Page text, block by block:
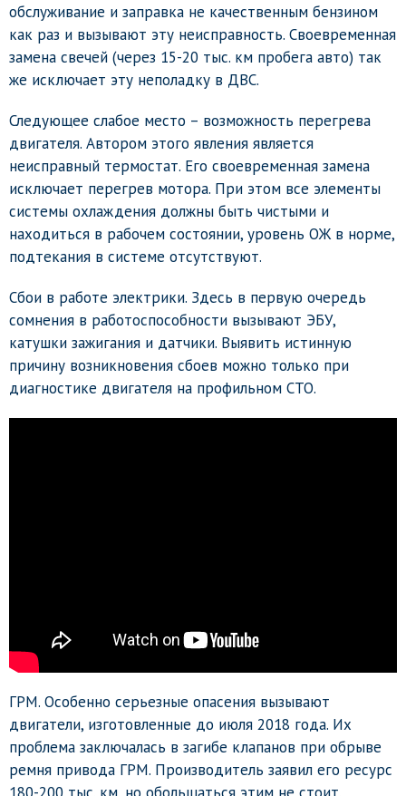
обслуживание и заправка не качественным бензином
как раз и вызывают эту неисправность. Своевременная
замена свечей (через 15-20 тыс. км пробега авто) так
же исключает эту неполадку в ДВС.
Следующее слабое место – возможность перегрева
двигателя. Автором этого явления является
неисправный термостат. Его своевременная замена
исключает перегрев мотора. При этом все элементы
системы охлаждения должны быть чистыми и
находиться в рабочем состоянии, уровень ОЖ в норме,
подтекания в системе отсутствуют.
Сбои в работе электрики. Здесь в первую очередь
сомнения в работоспособности вызывают ЭБУ,
катушки зажигания и датчики. Выявить истинную
причину возникновения сбоев можно только при
диагностике двигателя на профильном СТО.
ГРМ. Особенно серьезные опасения вызывают
двигатели, изготовленные до июля 2018 года. Их
проблема заключалась в загибе клапанов при обрыве
ремня привода ГРМ. Производитель заявил его ресурс